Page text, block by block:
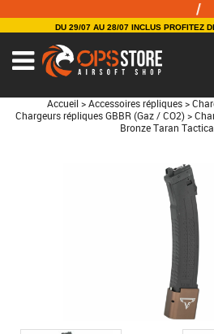
DU 29/07 AU 28/07 INCLUS PROFITEZ
Accueil > Accessoires répliques >
Chargeurs répliques GBBR (Gaz / CO2) >
Bronze Taran